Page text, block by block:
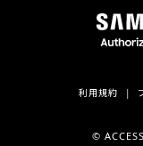
利用規約
©